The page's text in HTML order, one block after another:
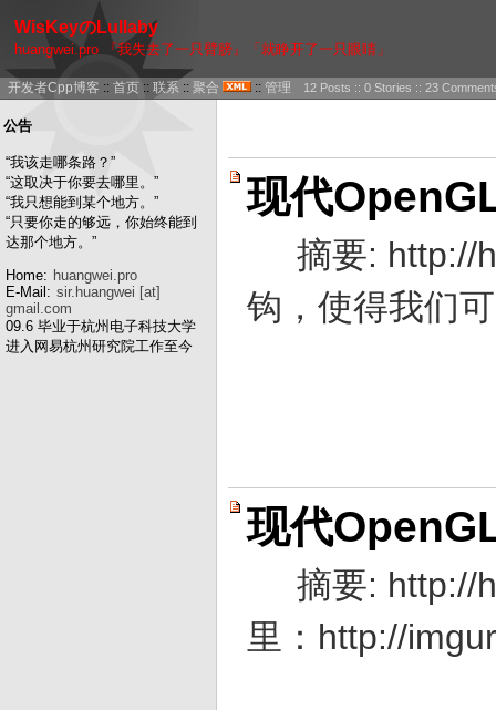
WisKeyのLullaby
huangwei.pro 『我失去了一只臂膀』「就睁开了一只眼睛」
开发者Cpp博客 :: 首页 :: 联系 :: 聚合 :: 管理 12 Posts :: 0 Stories :: 23
公告
“我该走哪条路？”
“这取决于你要去哪里。”
“我只想能到某个地方。”
“只要你走的够远，你始终能到
达那个地方。”
Home: huangwei.pro
E-Mail: sir.huangwei [at]
gmail.com
09.6 毕业于杭州电子科技大学
进入网易杭州研究院工作至今
现代
摘要: http://
钩，使得我们
现代
摘要: http://
里：http://